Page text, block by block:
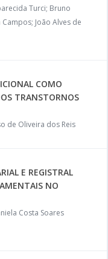
Turci; Bruno
João Alves de
COMO
TRANSTORNOS
de Oliveira dos Reis
E REGISTRAL
NO
Costa Soares